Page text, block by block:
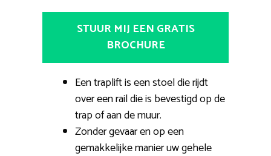
STUUR MIJ EEN GRATIS
BROCHURE
Een traplift is een stoel die rijdt
over een rail die is bevestigd op de
trap of aan de muur.
Zonder gevaar en op een
gemakkelijke manier uw gehele